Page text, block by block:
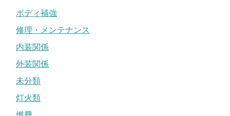
ボディ補強
修理・メンテナンス
内装関係
外装関係
未分類
灯火類